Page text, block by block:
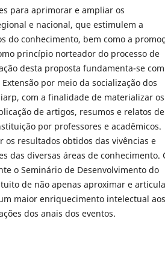
para aprimorar e ampliar os
e nacional, que estimulem a
do conhecimento, bem como a
princípio norteador do processo de
desta proposta fundamenta-se com
por meio da socialização dos
com a finalidade de materializar os
de artigos, resumos e relatos de
por professores e acadêmicos.
resultados obtidos das vivências e
das diversas áreas de conhecimento.
o Seminário de Desenvolvimento do
de não apenas aproximar e
maior enriquecimento intelectual aos
dos anais dos eventos.